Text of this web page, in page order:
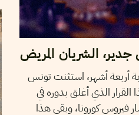
الشريان المريض
أربعة أشهر، استثنت تونس
الذي أغلق بدوره في
فيروس كورونا، وبقي هذا